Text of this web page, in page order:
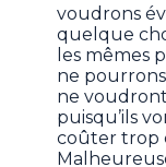
voudrons
quelque
les mêmes
ne
ne
puisqu’ils
coûter trop